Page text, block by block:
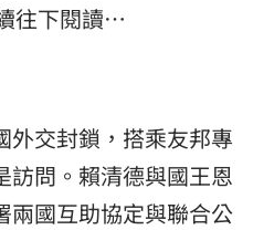
往下閱讀…
外交封鎖，搭乘友邦專
訪問。賴清德與國王恩
兩國互助協定與聯合公